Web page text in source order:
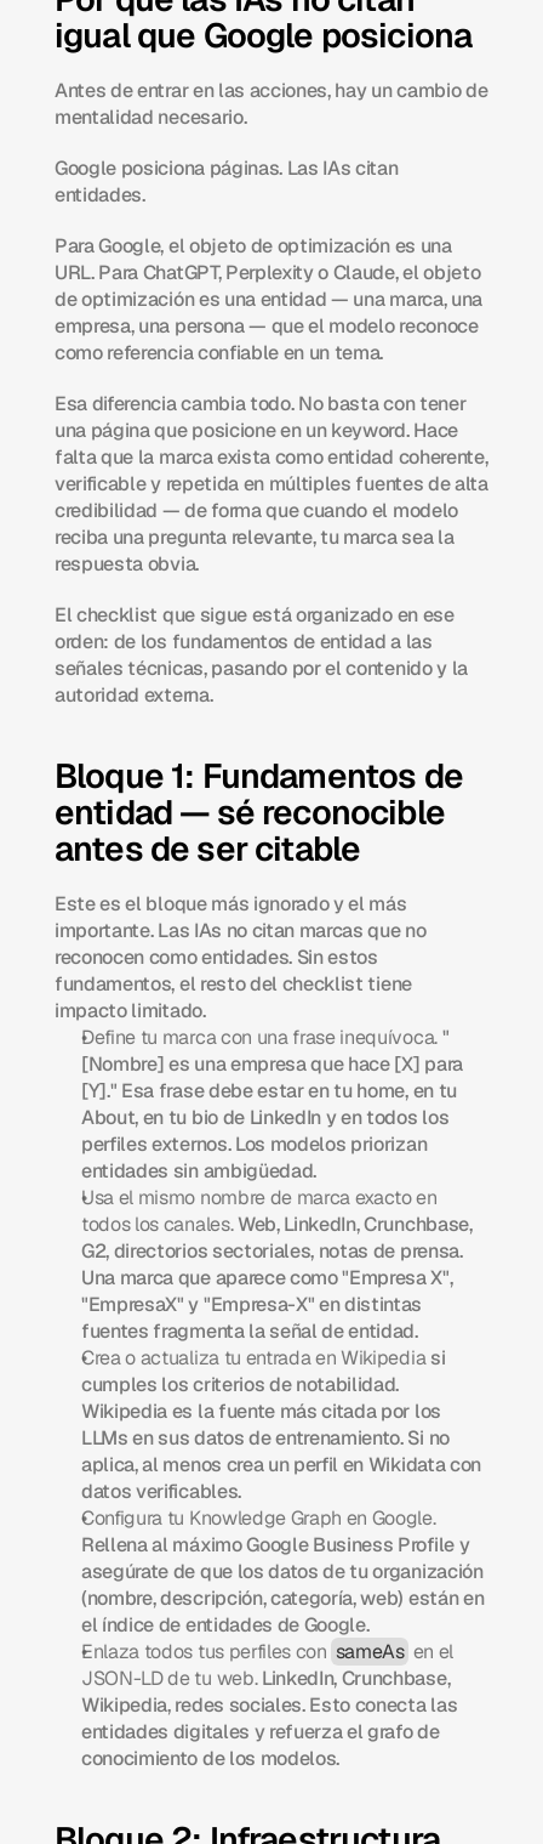
igual que Google posiciona
Antes de entrar en las acciones, hay un cambio de
mentalidad necesario.
Google posiciona páginas. Las IAs citan
entidades.
Para Google, el objeto de optimización es una
URL. Para ChatGPT, Perplexity o Claude, el objeto
de optimización es una entidad — una marca, una
empresa, una persona — que el modelo reconoce
como referencia confiable en un tema.
Esa diferencia cambia todo. No basta con tener
una página que posicione en un keyword. Hace
falta que la marca exista como entidad coherente,
verificable y repetida en múltiples fuentes de alta
credibilidad — de forma que cuando el modelo
reciba una pregunta relevante, tu marca sea la
respuesta obvia.
El checklist que sigue está organizado en ese
orden: de los fundamentos de entidad a las
señales técnicas, pasando por el contenido y la
autoridad externa.
Bloque 1: Fundamentos de
entidad — sé reconocible
antes de ser citable
Este es el bloque más ignorado y el más
importante. Las IAs no citan marcas que no
reconocen como entidades. Sin estos
fundamentos, el resto del checklist tiene
impacto limitado.
Define tu marca con una frase inequívoca. "
[Nombre] es una empresa que hace [X] para
[Y]." Esa frase debe estar en tu home, en tu
About, en tu bio de LinkedIn y en todos los
perfiles externos. Los modelos priorizan
entidades sin ambigüedad.
Usa el mismo nombre de marca exacto en
todos los canales. Web, LinkedIn, Crunchbase,
G2, directorios sectoriales, notas de prensa.
Una marca que aparece como "Empresa X",
"EmpresaX" y "Empresa-X" en distintas
fuentes fragmenta la señal de entidad.
Crea o actualiza tu entrada en Wikipedia si
cumples los criterios de notabilidad.
Wikipedia es la fuente más citada por los
LLMs en sus datos de entrenamiento. Si no
aplica, al menos crea un perfil en Wikidata con
datos verificables.
Configura tu Knowledge Graph en Google.
Rellena al máximo Google Business Profile y
asegúrate de que los datos de tu organización
(nombre, descripción, categoría, web) están en
el índice de entidades de Google.
Enlaza todos tus perfiles con sameAs en el
JSON-LD de tu web. LinkedIn, Crunchbase,
Wikipedia, redes sociales. Esto conecta las
entidades digitales y refuerza el grafo de
conocimiento de los modelos.